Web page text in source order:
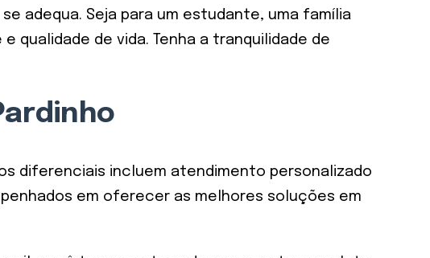
adequa. Seja para um estudante, uma família
qualidade de vida. Tenha a tranquilidade de
diferenciais incluem atendimento personalizado
em oferecer as melhores soluções em